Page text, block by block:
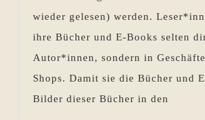
wieder gelesen) werden.
ihre Bücher und E-Books selten
Autor*innen, sondern in
Shops. Damit sie die Bücher und
Bilder dieser Bücher in den